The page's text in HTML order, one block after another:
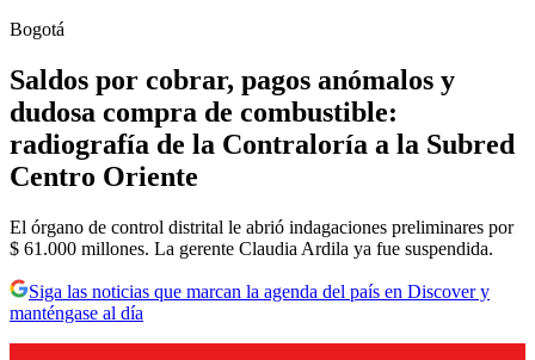
Bogotá
Saldos por cobrar, pagos anómalos y
dudosa compra de combustible:
radiografía de la Contraloría a la Subred
Centro Oriente
El órgano de control distrital le abrió indagaciones preliminares por
$ 61.000 millones. La gerente Claudia Ardila ya fue suspendida.
Siga las noticias que marcan la agenda del país en Discover y
manténgase al día